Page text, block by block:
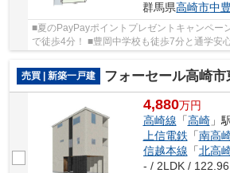
群馬県高崎市中
■夏のPayPayポイントプレゼントキャンペー
で徒歩4分！ ■豊岡中学校も徒歩7分と通学安
上の広々間取り！ ○豊岡小学校まで300ｍ ○
売買 | 新築一戸建
フォーセール高崎
4,880万円
高崎線 「高崎」
上信電鉄 「南高
信越本線 「北高
- / 2LDK / 122.96